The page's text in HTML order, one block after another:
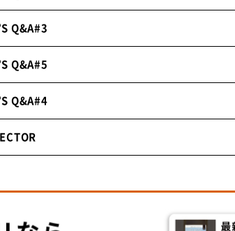
Q&A#3
Q&A#5
Q&A#4